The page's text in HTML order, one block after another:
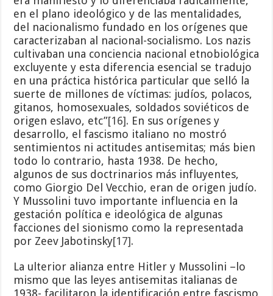
en el plano ideológico y de las mentalidades,
del nacionalismo fundado en los orígenes que
caracterizaban al nacional-socialismo. Los nazis
cultivaban una conciencia nacional etnobiológica
excluyente y esta diferencia esencial se tradujo
en una práctica histórica particular que selló la
suerte de millones de víctimas: judíos, polacos,
gitanos, homosexuales, soldados soviéticos de
origen eslavo, etc”[16]. En sus orígenes y
desarrollo, el fascismo italiano no mostró
sentimientos ni actitudes antisemitas; más bien
todo lo contrario, hasta 1938. De hecho,
algunos de sus doctrinarios más influyentes,
como Giorgio Del Vecchio, eran de origen judío.
Y Mussolini tuvo importante influencia en la
gestación política e ideológica de algunas
facciones del sionismo como la representada
por Zeev Jabotinsky[17].
La ulterior alianza entre Hitler y Mussolini –lo
mismo que las leyes antisemitas italianas de
1938- facilitaron la identificación entre fascismo